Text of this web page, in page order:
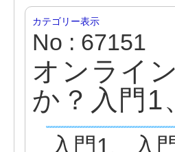
カテゴリー表示
No : 67151
オンライ
か？入門1
入門1、入